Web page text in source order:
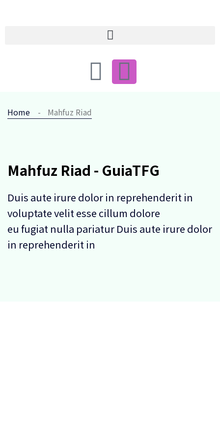
Home Mahfuz Riad
Mahfuz Riad - GuiaTFG
Duis aute irure dolor in reprehenderit in
voluptate velit esse cillum dolore
eu fugiat nulla pariatur Duis aute irure dolor
in reprehenderit in